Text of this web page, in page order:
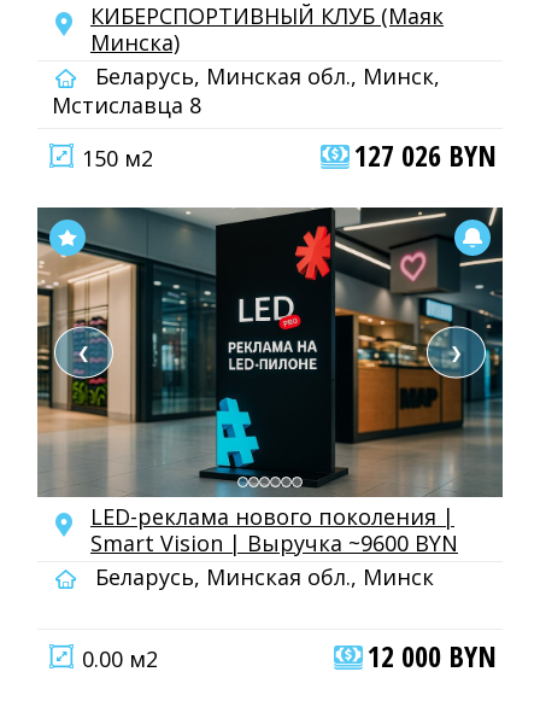
КИБЕРСПОРТИВНЫЙ КЛУБ (Маяк
Минска)
Беларусь, Минская обл., Минск,
Мстиславца 8
150 м2
127 026 BYN
❮ ❯
LED-реклама нового поколения |
Smart Vision | Выручка ~9600 BYN
Беларусь, Минская обл., Минск
0.00 м2 12 000 BYN